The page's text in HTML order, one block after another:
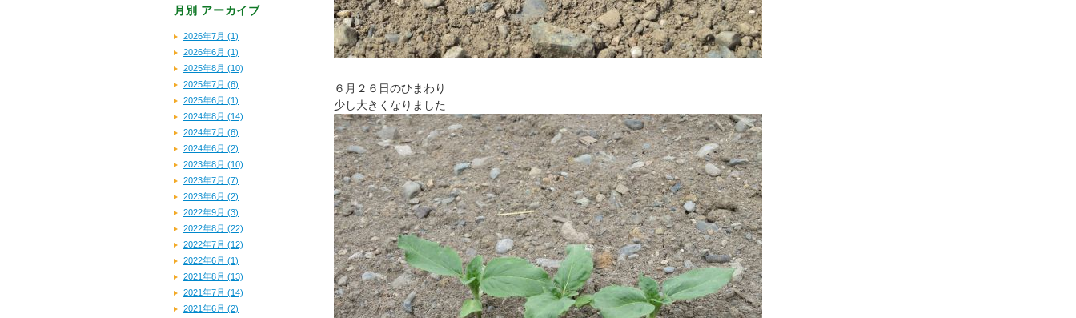
６月２６日のひまわり
少し大きくなりました
月別 アーカイブ
2026年7月 (1)
2026年6月 (1)
2025年8月 (10)
2025年7月 (6)
2025年6月 (1)
2024年8月 (14)
2024年7月 (6)
2024年6月 (2)
2023年8月 (10)
2023年7月 (7)
2023年6月 (2)
2022年9月 (3)
2022年8月 (22)
2022年7月 (12)
2022年6月 (1)
2021年8月 (13)
2021年7月 (14)
2021年6月 (2)